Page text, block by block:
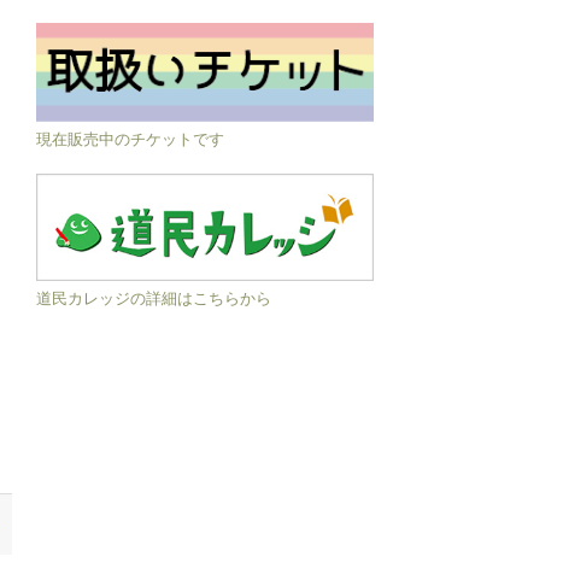
現在販売中のチケットです
道民カレッジの詳細はこちらから